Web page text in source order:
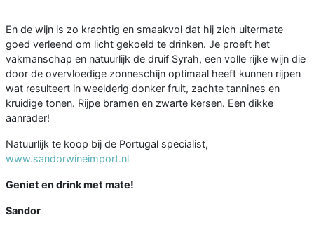
En de wijn is zo krachtig en smaakvol dat hij zich uitermate
goed verleend om licht gekoeld te drinken. Je proeft het
vakmanschap en natuurlijk de druif Syrah, een volle rijke wijn die
door de overvloedige zonneschijn optimaal heeft kunnen rijpen
wat resulteert in weelderig donker fruit, zachte tannines en
kruidige tonen. Rijpe bramen en zwarte kersen. Een dikke
aanrader!
Natuurlijk te koop bij de Portugal specialist,
www.sandorwineimport.nl
Geniet en drink met mate!
Sandor